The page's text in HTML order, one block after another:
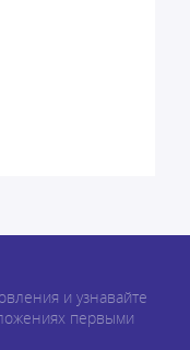
и узнавайте
первыми